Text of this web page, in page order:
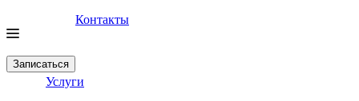
Контакты
Записаться
Услуги